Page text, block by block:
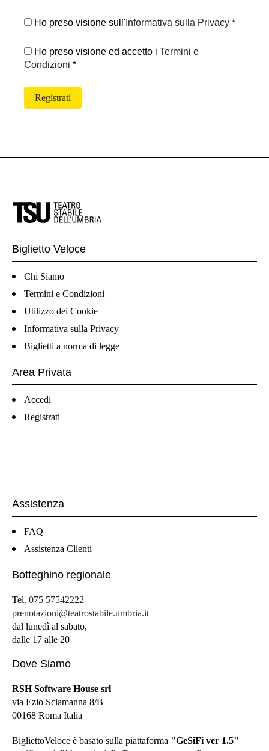
Ho preso visione sull' Informativa sulla Privacy *
Ho preso visione ed accetto i Termini e
Condizioni *
Registrati
Biglietto Veloce
Chi Siamo
Termini e Condizioni
Utilizzo dei Cookie
Informativa sulla Privacy
Biglietti a norma di legge
Area Privata
Accedi
Registrati
Assistenza
FAQ
Assistenza Clienti
Botteghino regionale
Tel. 075 57542222
prenotazioni@teatrostabile.umbria.it
dal lunedì al sabato,
dalle 17 alle 20
Dove Siamo
RSH Software House srl
via Ezio Sciamanna 8/B
00168 Roma Italia
BigliettoVeloce è basato sulla piattaforma "GeSiFi ver 1.5"